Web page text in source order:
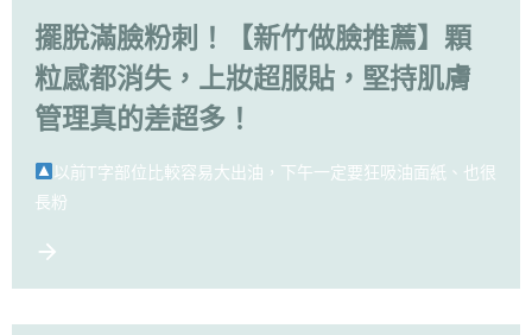
擺脫滿臉粉刺！【新竹做臉推薦】顆
粒感都消失，上妝超服貼，堅持肌膚
管理真的差超多！
以前T字部位比較容易大出油，下午一定要狂吸油面紙、也很
長粉